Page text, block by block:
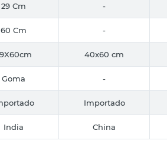
29 Cm -
60 Cm -
40x60 cm
Goma -
Importado
India China